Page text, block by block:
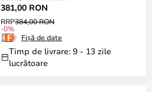
381,00 RON
RRP384,00 RON
-0%
Fișă de date
Timp de livrare: 9 - 13 zile
lucrătoare